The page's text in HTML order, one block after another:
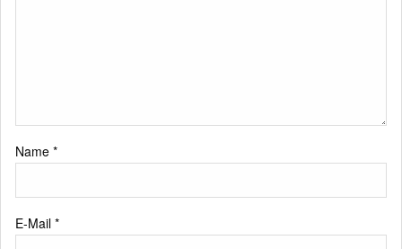
Name *
E-Mail *